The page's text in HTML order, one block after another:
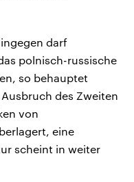
darf
polnisch-russische
so behauptet
des Zweiten
von
eine
scheint in weiter